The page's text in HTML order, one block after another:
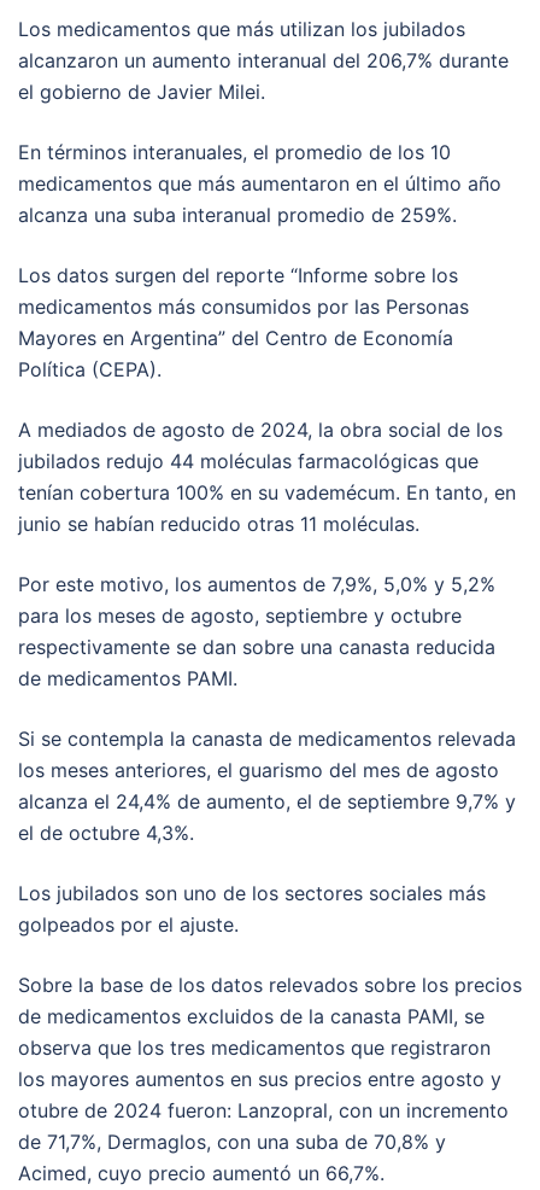
Los medicamentos que más utilizan los jubilados
alcanzaron un aumento interanual del 206,7% durante
el gobierno de Javier Milei.
En términos interanuales, el promedio de los 10
medicamentos que más aumentaron en el último año
alcanza una suba interanual promedio de 259%.
Los datos surgen del reporte “Informe sobre los
medicamentos más consumidos por las Personas
Mayores en Argentina” del Centro de Economía
Política (CEPA).
A mediados de agosto de 2024, la obra social de los
jubilados redujo 44 moléculas farmacológicas que
tenían cobertura 100% en su vademécum. En tanto, en
junio se habían reducido otras 11 moléculas.
Por este motivo, los aumentos de 7,9%, 5,0% y 5,2%
para los meses de agosto, septiembre y octubre
respectivamente se dan sobre una canasta reducida
de medicamentos PAMI.
Si se contempla la canasta de medicamentos relevada
los meses anteriores, el guarismo del mes de agosto
alcanza el 24,4% de aumento, el de septiembre 9,7% y
el de octubre 4,3%.
Los jubilados son uno de los sectores sociales más
golpeados por el ajuste.
Sobre la base de los datos relevados sobre los precios
de medicamentos excluidos de la canasta PAMI, se
observa que los tres medicamentos que registraron
los mayores aumentos en sus precios entre agosto y
otubre de 2024 fueron: Lanzopral, con un incremento
de 71,7%, Dermaglos, con una suba de 70,8% y
Acimed, cuyo precio aumentó un 66,7%.